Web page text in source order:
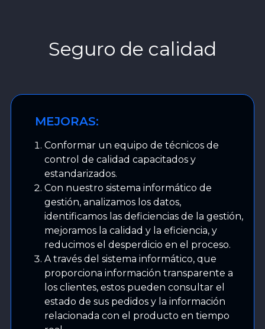
Seguro de calidad
MEJORAS:
Conformar un equipo de técnicos de
control de calidad capacitados y
estandarizados.
Con nuestro sistema informático de
gestión, analizamos los datos,
identificamos las deficiencias de la gestión,
mejoramos la calidad y la eficiencia, y
reducimos el desperdicio en el proceso.
A través del sistema informático, que
proporciona información transparente a
los clientes, estos pueden consultar el
estado de sus pedidos y la información
relacionada con el producto en tiempo